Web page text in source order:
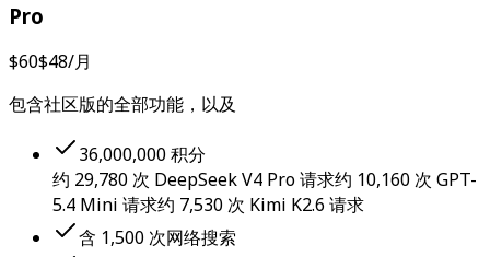
Pro
$60$48/月
包含社区版的全部功能，以及
36,000,000 积分
约 29,780 次 DeepSeek V4 Pro 请求约 10,160 次 GPT-
5.4 Mini 请求约 7,530 次 Kimi K2.6 请求
含 1,500 次网络搜索